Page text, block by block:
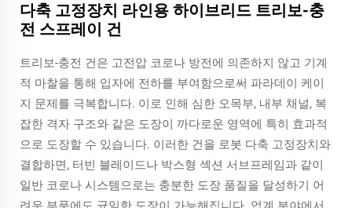
다축 고정장치 라인용 하이브리드 트리보-충
전 스프레이 건
트리보-충전 건은 고전압 코로나 방전에 의존하지 않고 기계
적 마찰을 통해 입자에 전하를 부여함으로써 파라데이 케이
지 문제를 극복합니다. 이로 인해 심한 오목부, 내부 채널, 복
잡한 격자 구조와 같은 도장이 까다로운 영역에 특히 효과적
으로 도장할 수 있습니다. 이러한 건을 로봇 다축 고정장치와
결합하면, 터빈 블레이드나 박스형 섹션 서브프레임과 같이
일반 코로나 시스템으로는 충분한 도장 품질을 달성하기 어